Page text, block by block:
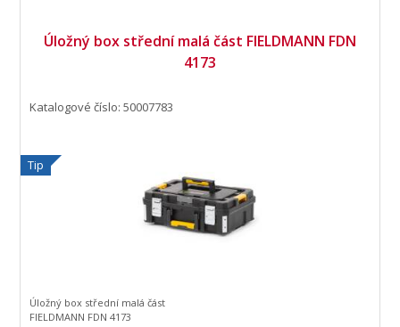
Úložný box střední malá část FIELDMANN FDN
4173
Tip
Katalogové číslo: 50007783
Úložný box střední malá část
FIELDMANN FDN 4173